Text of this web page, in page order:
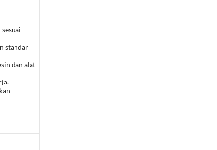
standar
dan alat